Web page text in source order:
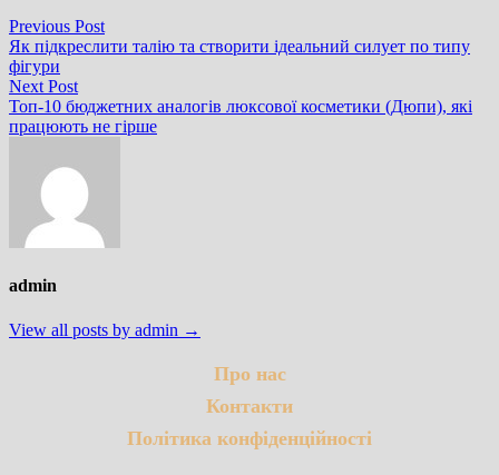
Навігація
записів
Previous PostPrevious
post:
Як підкреслити талію та створити ідеальний силует по типу
фігури
Next PostNext
post:
Топ-10 бюджетних аналогів люксової косметики (Дюпи), які
працюють не гірше
admin
View all posts by admin →
Про нас
Контакти
Політика конфіденційності